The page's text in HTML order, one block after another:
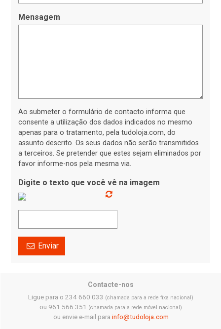
Mensagem
Ao submeter o formulário de contacto informa que
consente a utilização dos dados indicados no mesmo
apenas para o tratamento, pela tudoloja.com, do
assunto descrito. Os seus dados não serão transmitidos
a terceiros. Se pretender que estes sejam eliminados por
favor informe-nos pela mesma via.
Digite o texto que você vê na imagem
Enviar
Contacte-nos
Ligue para o 234 660 033 (chamada para a rede fixa nacional)
ou 961 566 351 (chamada para a rede móvel nacional)
ou envie e-mail para info@tudoloja.com